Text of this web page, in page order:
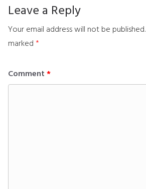
Leave a Reply
Your email address will not be published.
marked *
Comment *